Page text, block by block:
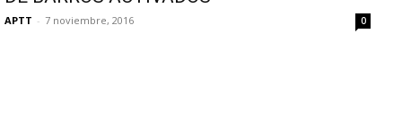
APTT - 7 noviembre, 2016 0